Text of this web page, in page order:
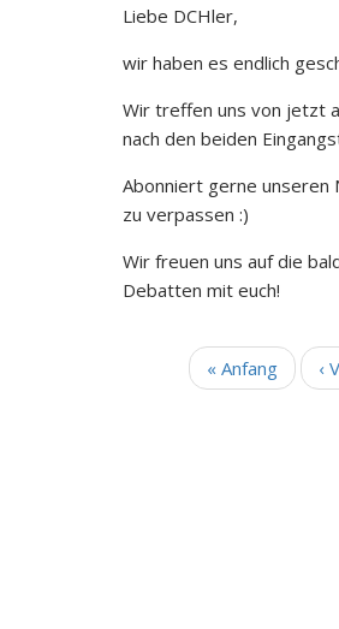
Liebe DCHler,
wir haben es endlich
Wir treffen uns von jetzt
nach den beiden
Abonniert gerne unseren
zu verpassen :)
Wir freuen uns auf die
Debatten mit euch!
Erste
Seite
« Anfang ‹